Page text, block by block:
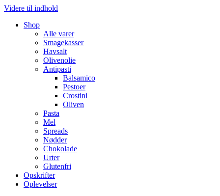
Videre til indhold
Shop
Alle varer
Smagekasser
Havsalt
Olivenolie
Antipasti
Balsamico
Pestoer
Crostini
Oliven
Pasta
Mel
Spreads
Nødder
Chokolade
Urter
Glutenfri
Opskrifter
Oplevelser